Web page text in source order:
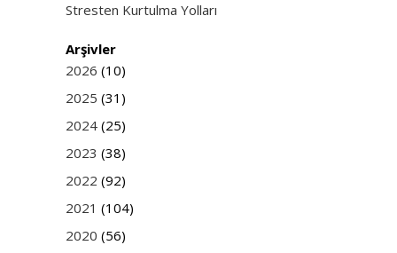
Stresten Kurtulma Yolları
Arşivler
2026 (10)
2025 (31)
2024 (25)
2023 (38)
2022 (92)
2021 (104)
2020 (56)